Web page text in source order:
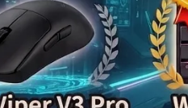
で盛り上がっていたら、家
同じ経験をしているゲーマ
中の声が響きやすいのに